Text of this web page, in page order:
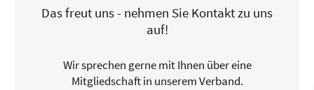
Das freut uns - nehmen Sie Kontakt zu uns
auf!
Wir sprechen gerne mit Ihnen über eine
Mitgliedschaft in unserem Verband.